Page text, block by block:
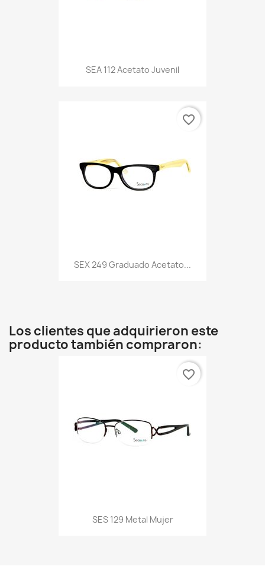
SEA 112 Acetato Juvenil
SEX 249 Graduado Acetato...
favorite_border
Los clientes que adquirieron este
producto también compraron:
SES 129 Metal Mujer
favorite_border